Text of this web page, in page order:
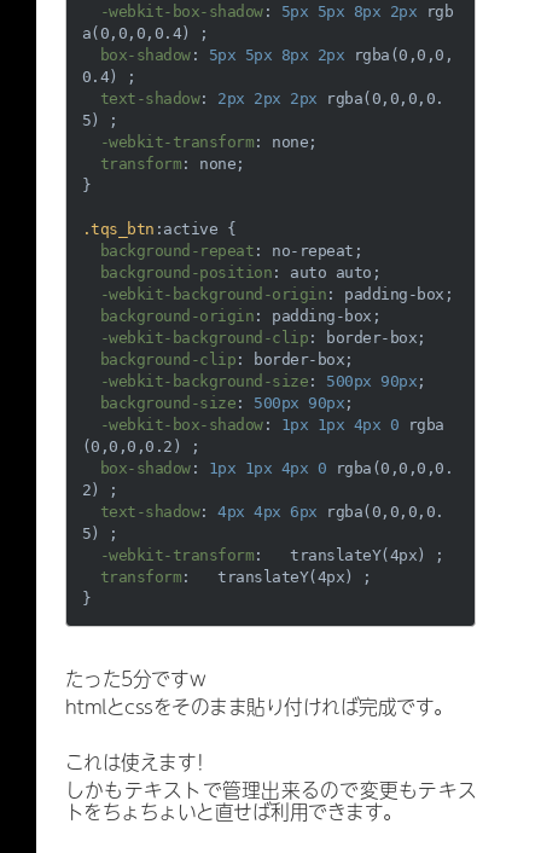
-webkit-box-shadow: 5px 5px 8px 2px
rgb
a(0,0,0,0.4) ;
box-shadow: 5px 5px 8px 2px rgba (0,0,0,
0.4) ;
text-shadow: 2px 2px 2px rgba(0,0,0,0.
5) ;
-webkit-transform : none;
transform : none;
}
.tqs_btn :active {
background-repeat : no-repeat;
background-position : auto auto;
-webkit-background-origin : padding-box;
background-origin : padding-box;
-webkit-background-clip : border-box;
background-clip : border-box;
-webkit-background-size : 500px 90px ;
background-size : 500px 90px ;
-webkit-box-shadow: 1px 1px 4px 0
rgba
(0,0,0,0.2) ;
box-shadow: 1px 1px 4px 0 rgba (0,0,0,0.
2) ;
text-shadow: 4px 4px 6px rgba(0,0,0,0.
5) ;
-webkit-transform : translateY(4px) ;
transform : translateY(4px) ;
たった5分ですｗ
htmlとcssをそのまま貼り付ければ完成です。
これは使えます！
しかもテキストで管理出来るので変更もテキス
トをちょちょいと直せば利用できます。